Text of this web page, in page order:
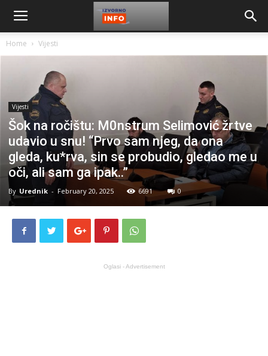
Home Vijesti
Vijesti
Šok na ročištu: M0nstrum Selimović žrtve
udavio u snu! “Prvo sam njeg, da ona
gleda, ku*rva, sin se probudio, gledao me u
oči, ali sam ga ipak..”
By Urednik - February 20, 2025 6691 0
Oglasi - Advertisement